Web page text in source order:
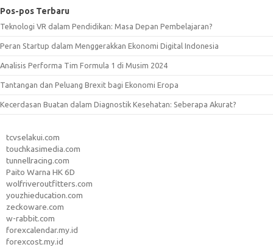
Pos-pos Terbaru
Teknologi VR dalam Pendidikan: Masa Depan Pembelajaran?
Peran Startup dalam Menggerakkan Ekonomi Digital Indonesia
Analisis Performa Tim Formula 1 di Musim 2024
Tantangan dan Peluang Brexit bagi Ekonomi Eropa
Kecerdasan Buatan dalam Diagnostik Kesehatan: Seberapa Akurat?
tcvselakui.com
touchkasimedia.com
tunnellracing.com
Paito Warna HK 6D
wolfriveroutfitters.com
youzhieducation.com
zeckoware.com
w-rabbit.com
forexcalendar.my.id
forexcost.my.id